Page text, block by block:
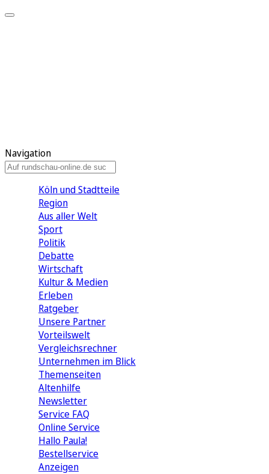
Navigation
Köln und Stadtteile
Region
Aus aller Welt
Sport
Politik
Debatte
Wirtschaft
Kultur & Medien
Erleben
Ratgeber
Unsere Partner
Vorteilswelt
Vergleichsrechner
Unternehmen im Blick
Themenseiten
Altenhilfe
Newsletter
Service FAQ
Online Service
Hallo Paula!
Bestellservice
Anzeigen